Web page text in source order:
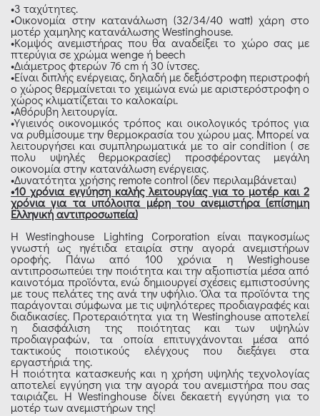
•3 ταχύτητες.
•Οικονομία στην κατανάλωση (32/34/40 watt) χάρη στο
μοτέρ χαμηλης κατανάλωσης Westinghouse.
•Κομψός ανεμιστήρας που θα αναδείξει το χώρο σας με
πτερύγια σε χρώμα wenge ή beech
•Διάμετρος φτερών 76 cm ή 30 ίντσες.
•Είναι διπλής ενέργειας, δηλαδή με δεξιόστροφη περιστροφή
ο χώρος θερμαίνεται το χειμώνα ενώ με αριστερόστροφη ο
χώρος κλιματίζεται το καλοκαίρι.
•Αθόρυβη λειτουργία.
•Υγιεινός οικονομικός τρόπος και οικολογικός τρόπος για
να ρυθμίσουμε την θερμοκρασία του χώρου μας. Μπορεί να
λειτουργήσει και συμπληρωματικά με το air condition ( σε
πολυ υψηλές θερμοκρασίες) προσφέροντας μεγάλη
οικονομία στην κατανάλωση ενέργειας.
•Δυνατότητα χρήσης remote control (δεν περιλαμβάνεται)
•10 χρόνια εγγύηση καλής λειτουργίας για το μοτέρ και 2
χρόνια για τα υπόλοιπα μέρη του ανεμιστήρα (επίσημη
Ελληνική αντιπροσωπεία)
Η Westinghouse Lighting Corporation είναι παγκοσμίως
γνωστή ως ηγέτιδα εταιρία στην αγορά ανεμιστήρων
οροφής. Πάνω από 100 χρόνια η Westighouse
αντιπροσωπεύει την ποιότητα και την αξιοπιστία μέσα από
καινοτόμα προϊόντα, ενώ δημιουργεί σχέσεις εμπιστοσύνης
με τους πελάτες της ανά την υφήλιο. Όλα τα προϊόντα της
παράγονται σύμφωνα με τις υψηλότερες προδιαγραφές και
διαδικασίες. Προτεραιότητα για τη Westinghouse αποτελεί
η διασφάλιση της ποιότητας και των υψηλών
προδιαγραφών, τα οποία επιτυγχάνονται μέσα από
τακτικούς ποιοτικούς ελέγχους που διεξάγει στα
εργαστήριά της.
Η ποιότητα κατασκευής και η χρήση υψηλής τεχνολογίας
αποτελεί εγγύηση για την αγορά του ανεμιστήρα που σας
ταιριάζει. Η Westinghouse δίνει δεκαετή εγγύηση για το
μοτέρ των ανεμιστήρων της!